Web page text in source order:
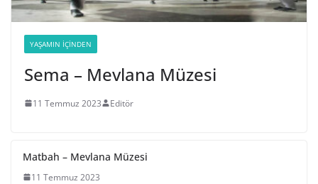
YAŞAMIN İÇINDEN
Sema – Mevlana Müzesi
11 Temmuz 2023 Editör
Matbah – Mevlana Müzesi
11 Temmuz 2023